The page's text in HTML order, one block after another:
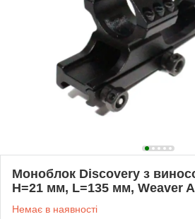
Моноблок Discovery з
Н=21 мм, L=135 мм, Weaver
Немає в наявності